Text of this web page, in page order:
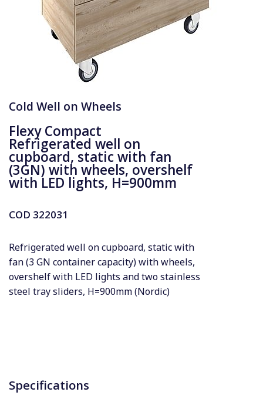
Cold Well on Wheels
Flexy Compact
Refrigerated well on
cupboard, static with fan
(3GN) with wheels, overshelf
with LED lights, H=900mm
COD 322031
Refrigerated well on cupboard, static with
fan (3 GN container capacity) with wheels,
overshelf with LED lights and two stainless
steel tray sliders, H=900mm (Nordic)
Specifications